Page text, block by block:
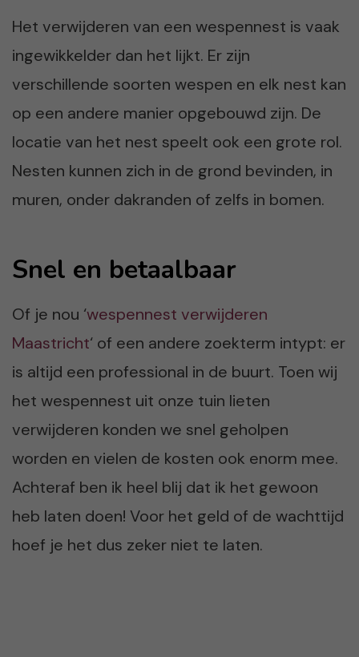
Het verwijderen van een wespennest is vaak
ingewikkelder dan het lijkt. Er zijn
verschillende soorten wespen en elk nest kan
op een andere manier opgebouwd zijn. De
locatie van het nest speelt ook een grote rol.
Nesten kunnen zich in de grond bevinden, in
muren, onder dakranden of zelfs in bomen.
Snel en betaalbaar
Of je nou ‘wespennest verwijderen
Maastricht‘ of een andere zoekterm intypt: er
is altijd een professional in de buurt. Toen wij
het wespennest uit onze tuin lieten
verwijderen konden we snel geholpen
worden en vielen de kosten ook enorm mee.
Achteraf ben ik heel blij dat ik het gewoon
heb laten doen! Voor het geld of de wachttijd
hoef je het dus zeker niet te laten.